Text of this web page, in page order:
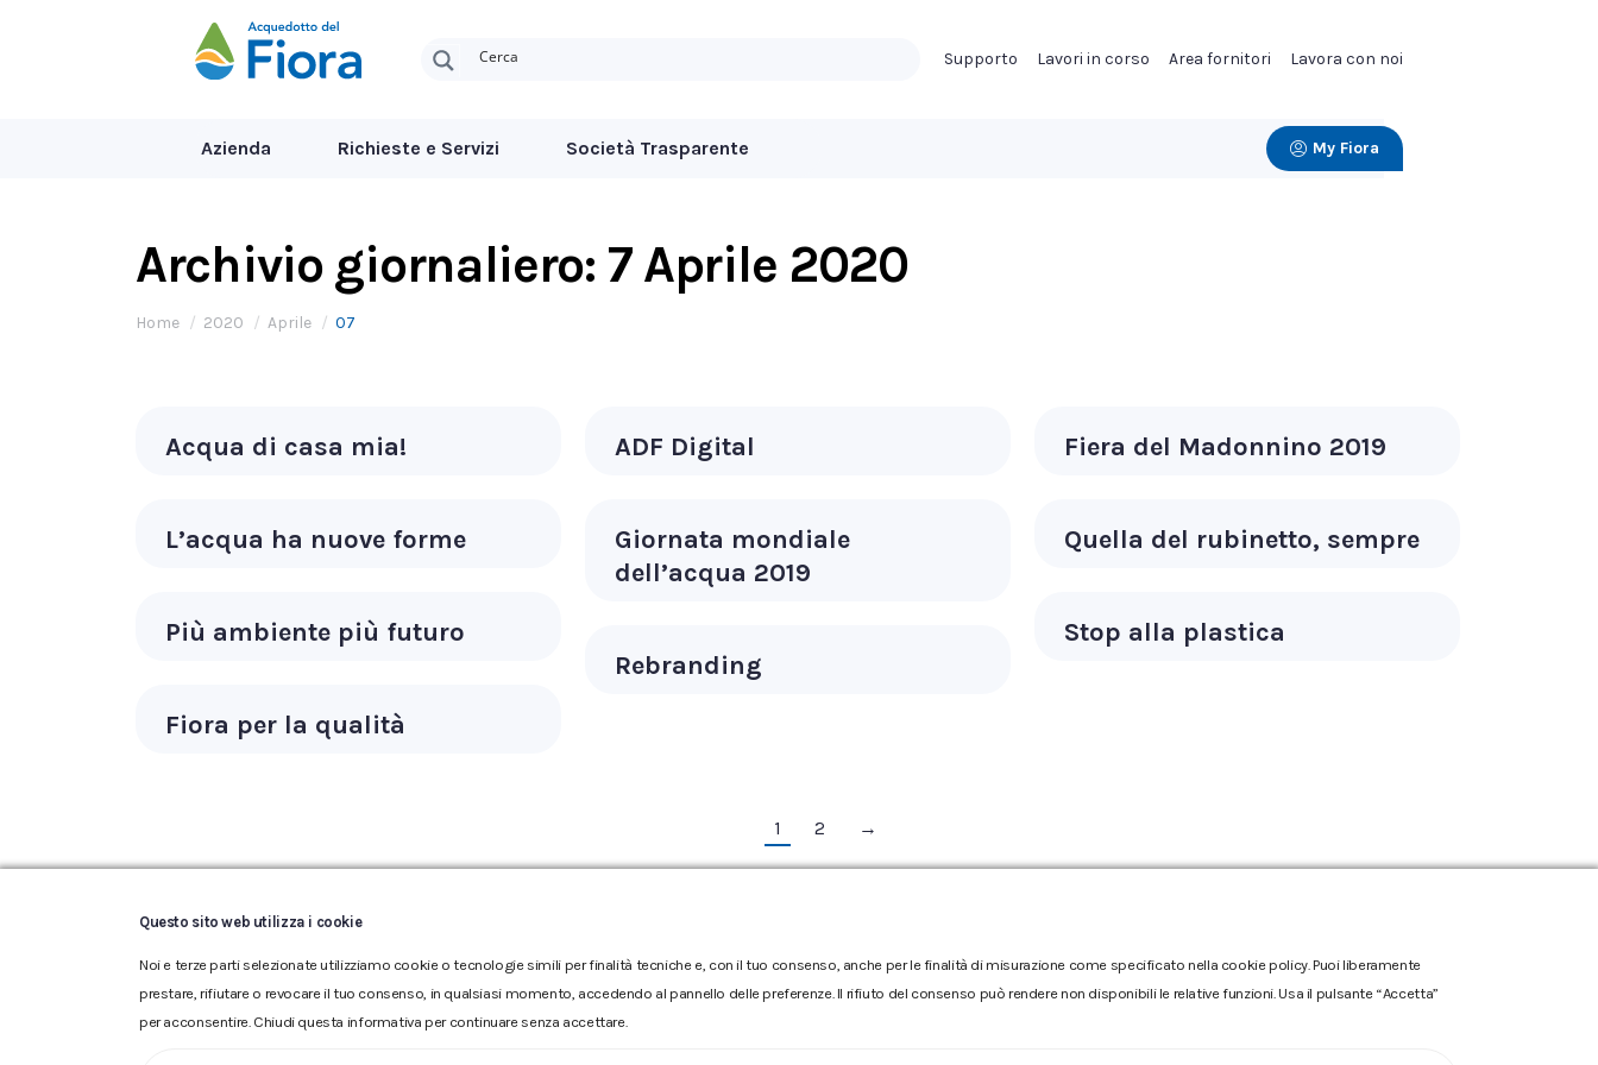
Supporto Lavori in corso Area fornitori Lavora con noi
Azienda Richieste e Servizi Società Trasparente My Fiora
Archivio giornaliero: 7 Aprile 2020
Tu sei qui:
Home 2020 Aprile 07
Acqua di casa mia! ADF Digital Fiera del Madonnino 2019
L’acqua ha nuove forme
Giornata mondiale
dell’acqua 2019
Quella del rubinetto, sempre
Più ambiente più futuro
Stop alla plastica
Rebranding
Fiora per la qualità
1 2 →
Cookie Reclamo Reclamo pdf |Copyright
ACQUEDOTTO DEL FIORA S.p.A. Numero d'iscrizione e Codice fiscale 00304790538 (P.IVA) già
Questo sito web utilizza i cookie
Noi e terze parti selezionate utilizziamo cookie o tecnologie simili per finalità tecniche e, con il tuo consenso, anche per le finalità di misurazione come specificato nella cookie policy. Puoi liberamente
prestare, rifiutare o revocare il tuo consenso, in qualsiasi momento, accedendo al pannello delle preferenze. Il rifiuto del consenso può rendere non disponibili le relative funzioni. Usa il pulsante “Accetta”
per acconsentire. Chiudi questa informativa per continuare senza accettare.